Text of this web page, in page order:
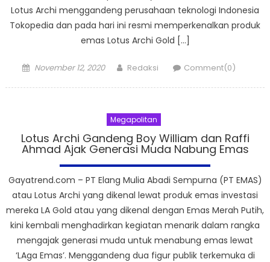
Lotus Archi menggandeng perusahaan teknologi Indonesia
Tokopedia dan pada hari ini resmi memperkenalkan produk
emas Lotus Archi Gold […]
Posted
November 12, 2020 Author
Redaksi Comment(0)
Megapolitan
Lotus Archi Gandeng Boy William dan Raffi
Ahmad Ajak Generasi Muda Nabung Emas
Gayatrend.com – PT Elang Mulia Abadi Sempurna (PT EMAS)
atau ​Lotus Archi yang dikenal lewat produk emas investasi
mereka LA Gold atau yang dikenal dengan Emas Merah Putih,
kini kembali menghadirkan kegiatan menarik dalam rangka
mengajak generasi muda untuk menabung emas lewat
‘LAga Emas’. Menggandeng dua figur publik terkemuka di